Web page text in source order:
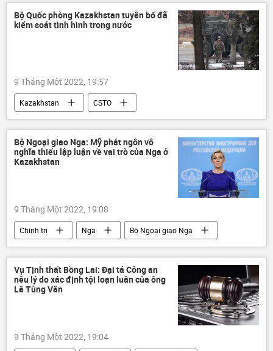
Bộ Quốc phòng Kazakhstan tuyên bố đã
kiểm soát tình hình trong nước
9 Tháng Một 2022, 19:57
Kazakhstan
CSTO
Kassym-Zhomart Tokayev
Bạo loạn ở Kazakhstan
Thế giới
Chính trị
cuộc biểu tình
Bộ Ngoại giao Nga: Mỹ phát ngôn vô
nghĩa thiếu lập luận về vai trò của Nga ở
Kazakhstan
9 Tháng Một 2022, 19:08
Chính trị Nga
Bộ Ngoại giao Nga
Kazakhstan
Maria Zakharova
CSTO
Antony Blinken
Bạo loạn ở Kazakhstan
Vụ Tịnh thất Bồng Lai: Đại tá Công an
nêu lý do xác định tội loạn luân của ông
Lê Tùng Vân
9 Tháng Một 2022, 19:04